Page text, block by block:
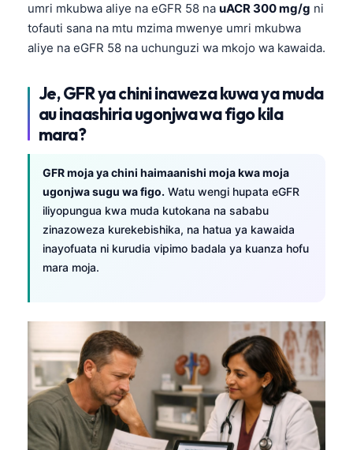
umri mkubwa aliye na eGFR 58 na uACR 300 mg/g ni
tofauti sana na mtu mzima mwenye umri mkubwa
aliye na eGFR 58 na uchunguzi wa mkojo wa kawaida.
Je, GFR ya chini inaweza kuwa ya muda
au inaashiria ugonjwa wa figo kila
mara?
GFR moja ya chini haimaanishi moja kwa moja
ugonjwa sugu wa figo. Watu wengi hupata eGFR
iliyopungua kwa muda kutokana na sababu
zinazoweza kurekebishika, na hatua ya kawaida
inayofuata ni kurudia vipimo badala ya kuanza hofu
mara moja.